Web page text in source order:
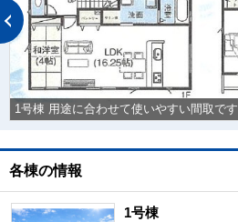
1号棟 用途に合わせて使いやすい間取です
各棟の情報
1号棟